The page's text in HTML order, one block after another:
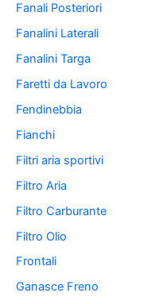
Fanali Posteriori
Fanalini Laterali
Fanalini Targa
Faretti da Lavoro
Fendinebbia
Fianchi
Filtri aria sportivi
Filtro Aria
Filtro Carburante
Filtro Olio
Frontali
Ganasce Freno